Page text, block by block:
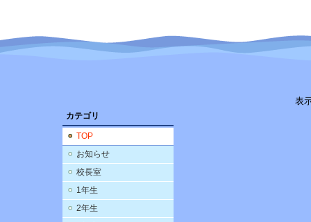
カテゴリ
TOP
お知らせ
校長室
1年生
2年生
表